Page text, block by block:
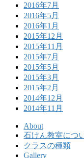
2016年7月
2016年5月
2016年1月
2015年12月
2015年11月
2015年7月
2015年5月
2015年3月
2015年2月
2014年12月
2014年11月
About
石けん教室につ
クラスの種類
Gallery